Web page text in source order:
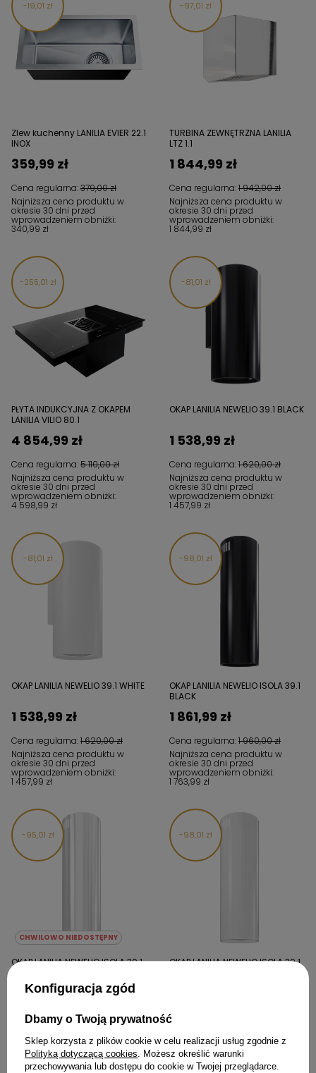
19,01 zł
Zlew kuchenny LANILIA EVIER 22.1
INOX
Cena regularna:379,00 zł
359,99 zł
Najniższa cena produktu w
okresie 30 dni przed
wprowadzeniem obniżki:
340,99 zł
97,01 zł
TURBINA ZEWNĘTRZNA LANILIA
LTZ 1.1
Cena regularna:1 942,00 zł
1 844,99 zł
Najniższa cena produktu w
okresie 30 dni przed
wprowadzeniem obniżki:
1 844,99 zł
255,01 zł
PŁYTA INDUKCYJNA Z OKAPEM
LANILIA VILIO 80.1
Cena regularna:5 110,00 zł
4 854,99 zł
Najniższa cena produktu w
okresie 30 dni przed
wprowadzeniem obniżki:
4 598,99 zł
81,01 zł
OKAP LANILIA NEWELIO 39.1 BLACK
Cena regularna:1 620,00 zł
1 538,99 zł
Najniższa cena produktu w
okresie 30 dni przed
wprowadzeniem obniżki:
1 457,99 zł
81,01 zł
OKAP LANILIA NEWELIO 39.1 WHITE
Cena regularna:1 620,00 zł
1 538,99 zł
Najniższa cena produktu w
okresie 30 dni przed
wprowadzeniem obniżki:
1 457,99 zł
98,01 zł
OKAP LANILIA NEWELIO ISOLA 39.1
BLACK
Cena regularna:1 960,00 zł
1 861,99 zł
Najniższa cena produktu w
okresie 30 dni przed
wprowadzeniem obniżki:
1 763,99 zł
95,01 zł
CHWILOWO NIEDOSTĘPNY
OKAP LANILIA NEWELIO ISOLA 39.1
Cena regularna:1 902,00 zł
1 806,99 zł
okresie 30 dni przed
wprowadzeniem obniżki:
1 711,99 zł
98,01 zł
OKAP LANILIA NEWELIO ISOLA 39.1
Cena regularna:
okresie 30 dni przed
wprowadzeniem obniżki:
1 763,99 zł
Konfiguracja zgód
Dbamy o Twoją prywatność
Sklep korzysta z plików cookie w celu realizacji usług zgodnie z
Polityką dotyczącą cookies. Możesz określić warunki
przechowywania lub dostępu do cookie w Twojej przeglądarce.